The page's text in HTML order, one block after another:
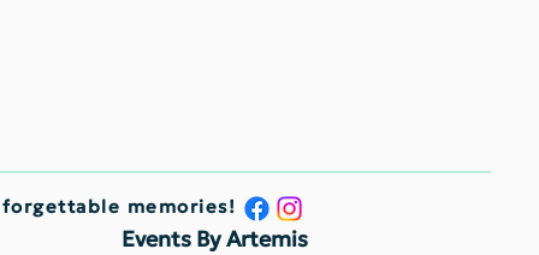
memories!
Events By Artemis